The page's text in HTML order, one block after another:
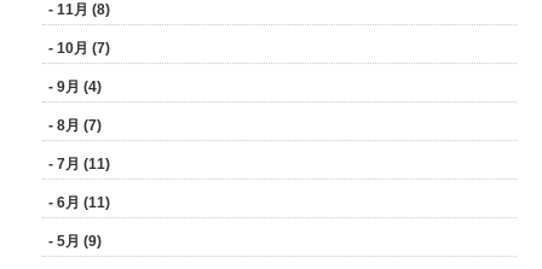
- 11月 (8)
- 10月 (7)
- 9月 (4)
- 8月 (7)
- 7月 (11)
- 6月 (11)
- 5月 (9)